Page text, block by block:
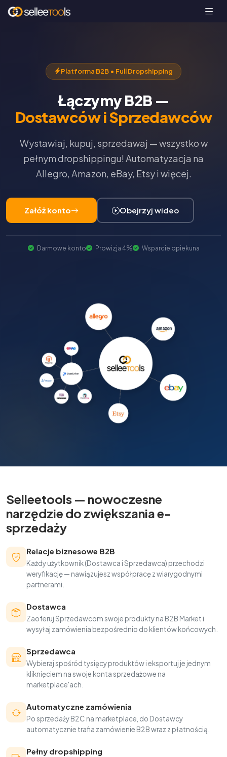
Platforma B2B • Full Dropshipping
Łączymy B2B —
Dostawców i Sprzedawców
Wystawiaj, kupuj, sprzedawaj — wszystko w
pełnym dropshippingu! Automatyzacja na
Allegro, Amazon, eBay, Etsy i więcej.
Załóż konto Obejrzyj wideo
Darmowe konto Prowizja 4% Wsparcie opiekuna
Selleetools — nowoczesne
narzędzie do zwiększania e-
sprzedaży
Relacje biznesowe B2B
Każdy użytkownik (Dostawca i Sprzedawca) przechodzi
weryfikację — nawiązujesz współpracę z wiarygodnymi
partnerami.
Dostawca
Zaoferuj Sprzedawcom swoje produkty na B2B Market i
wysyłaj zamówienia bezpośrednio do klientów końcowych.
Sprzedawca
Wybieraj spośród tysięcy produktów i eksportuj je jednym
kliknięciem na swoje konta sprzedażowe na
marketplace'ach.
Automatyczne zamówienia
Po sprzedaży B2C na marketplace, do Dostawcy
automatycznie trafia zamówienie B2B wraz z płatnością.
Pełny dropshipping